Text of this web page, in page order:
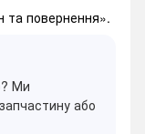
та повернення».
Ми
або